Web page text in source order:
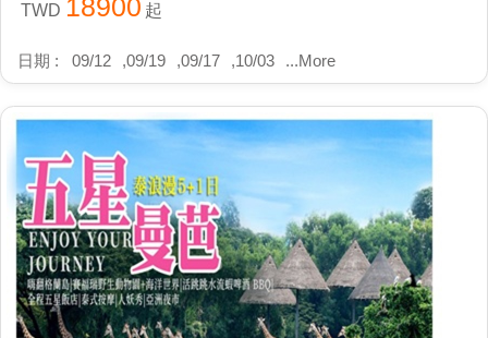
TWD 18900 起
日期 : 09/12 ,09/19 ,09/17 ,10/03 ...More